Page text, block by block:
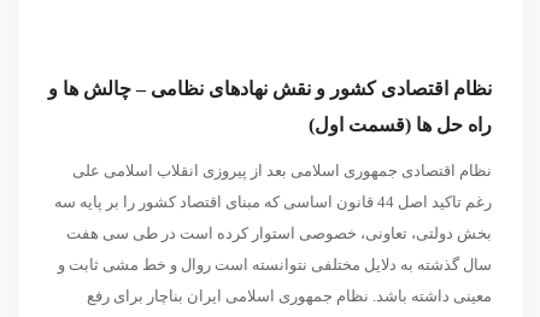
نظام اقتصادی کشور و نقش نهادهای نظامی – چالش ها و
راه حل ها (قسمت اول)
نظام اقتصادی جمهوری اسلامی بعد از پیروزی انقلاب اسلامی علی
رغم تاکید اصل 44 قانون اساسی که مبنای اقتصاد کشور را بر پایه سه
بخش دولتی، تعاونی، خصوصی استوار کرده است در طی سی هفت
سال گذشته به دلایل مختلفی نتوانسته است روال و خط مشی ثابت و
معینی داشته باشد. نظام جمهوری اسلامی ایران بناچار برای رفع